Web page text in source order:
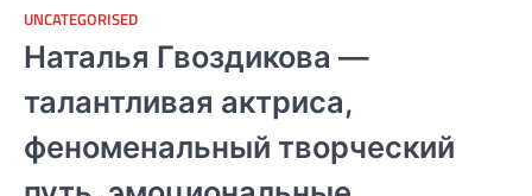
UNCATEGORISED
Наталья Гвоздикова —
талантливая актриса,
феноменальный творческий